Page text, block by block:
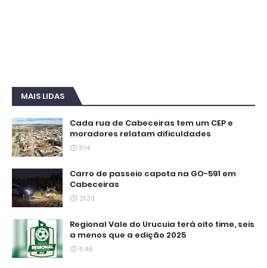
MAIS LIDAS
Cada rua de Cabeceiras tem um CEP e
moradores relatam dificuldades
11:14
Carro de passeio capota na GO-591 em
Cabeceiras
21:33
Regional Vale do Urucuia terá oito time, seis
a menos que a edição 2025
11:49